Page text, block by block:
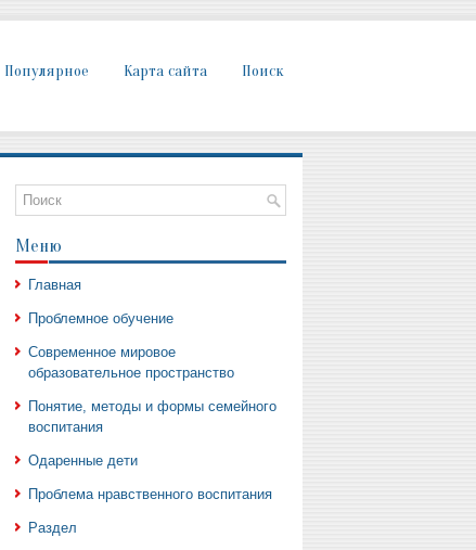
Популярное Карта сайта Поиск
Меню
Главная
Проблемное обучение
Современное мировое
образовательное пространство
Понятие, методы и формы семейного
воспитания
Одаренные дети
Проблема нравственного воспитания
Раздел